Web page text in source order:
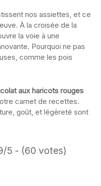
nos assiettes, et ce
À la croisée de la
la voie à une
Pourquoi ne pas
comme les pois
aux haricots rouges
carnet de recettes.
goût, et légèreté sont
5 - (60 votes)